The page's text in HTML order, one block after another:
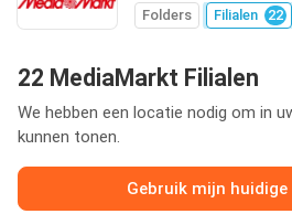
Folders Filialen 22
22 MediaMarkt Filialen
We hebben een locatie nodig om in
kunnen tonen.
Gebruik mijn